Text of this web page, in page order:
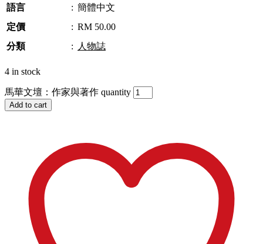
語言
: 簡體中文
定價
: RM 50.00
分類
: 人物誌
4 in stock
馬華文壇：作家與著作 quantity
Add to cart